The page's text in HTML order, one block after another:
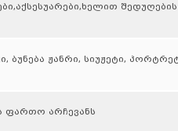
ჟანრი, სიუჟეტი,
ფართო არჩევანს